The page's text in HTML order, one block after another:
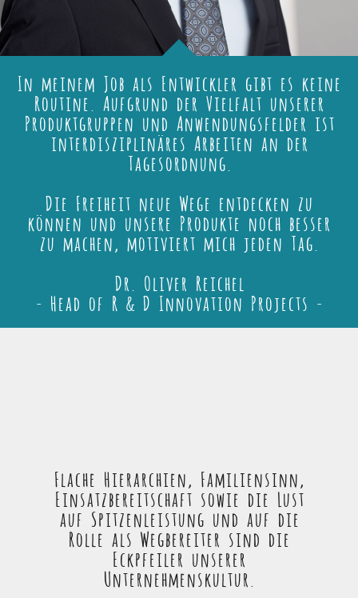
In meinem Job als Entwickler gibt es keine
Routine. Aufgrund der Vielfalt unserer
Produktgruppen und Anwendungsfelder ist
interdisziplinäres Arbeiten an der
Tagesordnung.
Die Freiheit neue Wege entdecken zu
können und unsere Produkte noch besser
zu machen, motiviert mich jeden Tag.
Dr. Oliver Reichel
- Head of R & D Innovation Projects -
Flache Hierarchien, Familiensinn,
Einsatzbereitschaft sowie die Lust
auf Spitzenleistung und auf die
Rolle als Wegbereiter sind die
Eckpfeiler unserer
Unternehmenskultur.